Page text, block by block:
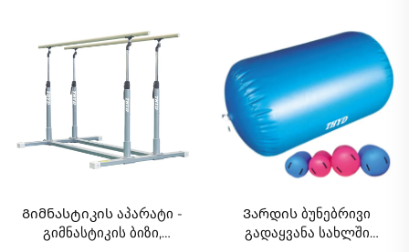
ჩამორთვის გარეშე
ქალაქი ჯაჭვის ჯაჭვის
ჯაჭვის და ჯაჭვის ჯაჭვის
წყარო დაწყებით
Გიმნასტიკის აპარატი -
გიმნასტიკის ბიზი,
Ვარდის ბუნებრივი
გადაყვანა სახლში